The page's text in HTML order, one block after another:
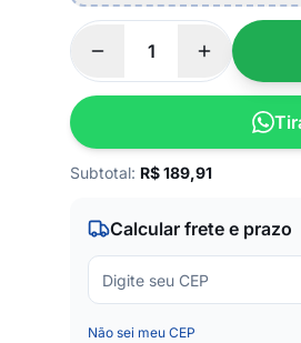
Subtotal: R$189,91
Calcular frete e prazo
Não sei meu CEP